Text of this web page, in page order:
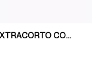
PANTALÓN DEPORTIVO EXTRACORTO CON DRYMOVE™